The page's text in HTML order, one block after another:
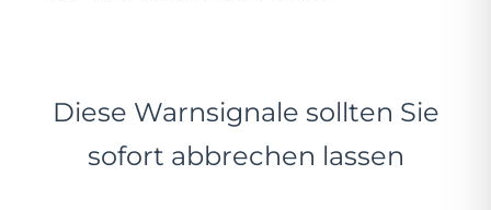
Diese Warnsignale sollten Sie
sofort abbrechen lassen